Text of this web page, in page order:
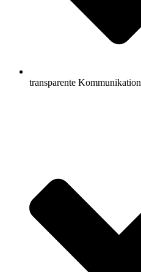
transparente Kommunikation